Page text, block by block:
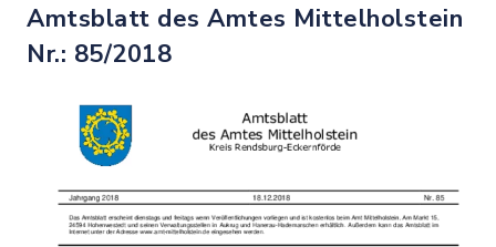
Amtsblatt des Amtes Mittelholstein
Nr.: 85/2018